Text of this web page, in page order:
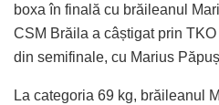
boxa în finală cu brăileanul
CSM Brăila a câștigat prin
din semifinale, cu Marius
La categoria 69 kg, brăileanul